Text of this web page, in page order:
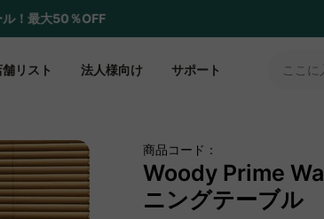
！最大50％OFF
舗リスト 法人様向け サポート
ここに
商品コード：
Woody Prime
ニングテーブル